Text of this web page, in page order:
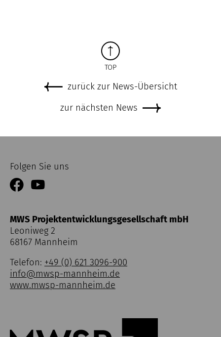
TOP
zurück zur News-Übersicht
zur nächsten News
MWS Projektentwicklungsgesellschaft mbH
Leoniweg 2
68167 Mannheim
Telefon: +49 (0) 621 3096-900
info@mwsp-mannheim.de
www.mwsp-mannheim.de
Folgen Sie uns